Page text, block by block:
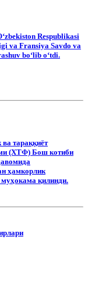
Respublikasi
va Fransiya Savdo va
boʻlib oʻtdi.
тараққиёт
(ХТФ) Бош котиби
ҳамкорлик
қилинди.